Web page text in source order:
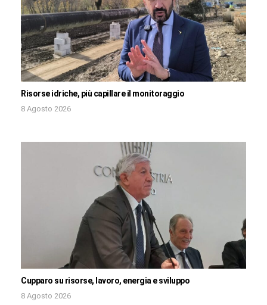
Risorse idriche, più capillare il monitoraggio
8 Agosto 2026
Cupparo su risorse, lavoro, energia e sviluppo
8 Agosto 2026